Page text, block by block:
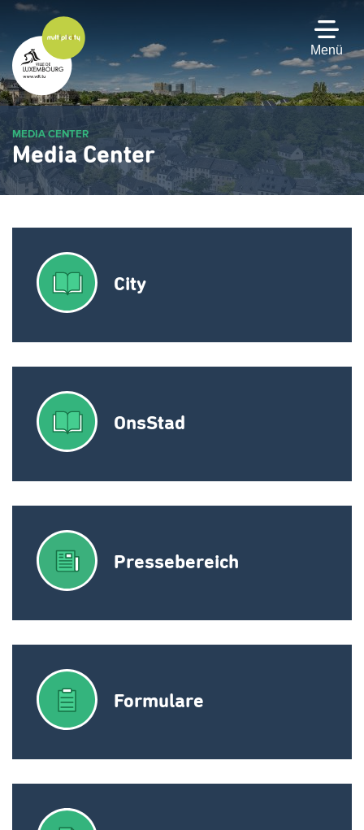
Zum
Hauptinhalt
gehen
Menü
MEDIA CENTER
Media Center
City
OnsStad
Pressebereich
Formulare